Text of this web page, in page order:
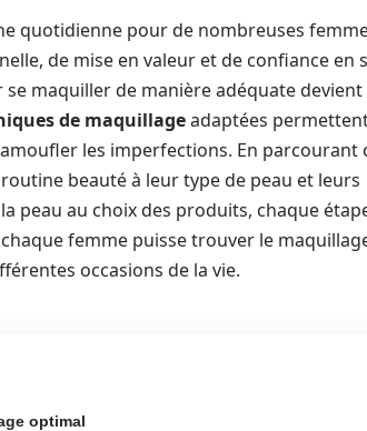
quotidienne pour de nombreuses
de mise en valeur et de confiance en
maquiller de manière adéquate devient
de maquillageadaptées
les imperfections. En parcourant
beauté à leur type de peau et leurs
peau au choix des produits, chaque
femme puisse trouver le
occasions de la vie.
optimal